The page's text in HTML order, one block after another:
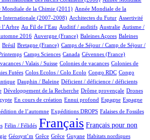
Mondiale de la Chimie (2011) Année Mondiale de la
Internationale (2007-2008) Architectes du Futur Assertivité
l’Arbre Au Fil de l’Eau Auditif / auditifs Australie Autisme /
2016 Auvergne (France) Baleines Açores Baleines
Brésil Bretagne (France) Camps de Séjour / Camp de Séjour /
Camps Sciences Canada Cévennes (France)
/ Valais / Suisse Colonies de vacances Colonies de
Futées Colos Ecolos / Colo Ecolo Congo RDC Congo
Dauphin / Baleine Déficient / déficience / déficients
Développement de la Recherche Drôme provençale Drones
En cours de création Ennui profond Espagne Espagne
de l’automne Expéditions DROPS Falaises de Fossiles
Félin / Félidés Français Français pour non
Géosyst’m Grêce Grêce Guyane Habitats nordiques